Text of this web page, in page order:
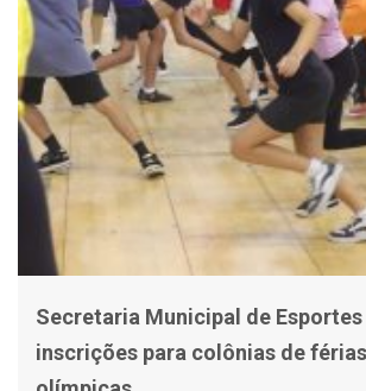
Secretaria Municipal de Esportes
inscrições para colônias de